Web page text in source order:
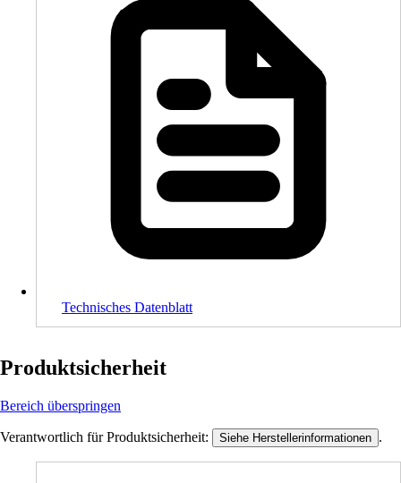
Technisches Datenblatt
Produktsicherheit
Bereich überspringen
Verantwortlich für Produktsicherheit: Siehe Herstellerinformationen .